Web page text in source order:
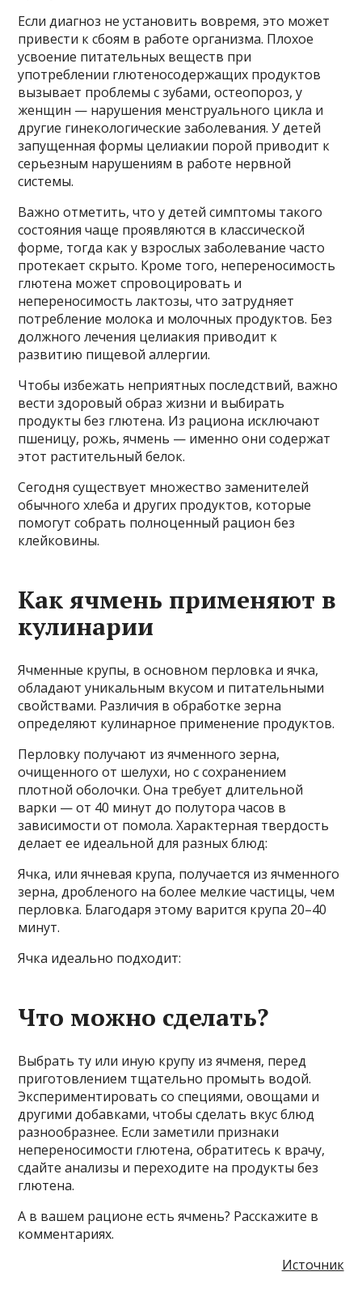
Если диагноз не установить вовремя, это может
привести к сбоям в работе организма. Плохое
усвоение питательных веществ при
употреблении глютеносодержащих продуктов
вызывает проблемы с зубами, остеопороз, у
женщин — нарушения менструального цикла и
другие гинекологические заболевания. У детей
запущенная формы целиакии порой приводит к
серьезным нарушениям в работе нервной
системы.
Важно отметить, что у детей симптомы такого
состояния чаще проявляются в классической
форме, тогда как у взрослых заболевание часто
протекает скрыто. Кроме того, непереносимость
глютена может спровоцировать и
непереносимость лактозы, что затрудняет
потребление молока и молочных продуктов. Без
должного лечения целиакия приводит к
развитию пищевой аллергии.
Чтобы избежать неприятных последствий, важно
вести здоровый образ жизни и выбирать
продукты без глютена. Из рациона исключают
пшеницу, рожь, ячмень — именно они содержат
этот растительный белок.
Сегодня существует множество заменителей
обычного хлеба и других продуктов, которые
помогут собрать полноценный рацион без
клейковины.
Как ячмень применяют в
кулинарии
Ячменные крупы, в основном перловка и ячка,
обладают уникальным вкусом и питательными
свойствами. Различия в обработке зерна
определяют кулинарное применение продуктов.
Перловку получают из ячменного зерна,
очищенного от шелухи, но с сохранением
плотной оболочки. Она требует длительной
варки — от 40 минут до полутора часов в
зависимости от помола. Характерная твердость
делает ее идеальной для разных блюд:
Ячка, или ячневая крупа, получается из ячменного
зерна, дробленого на более мелкие частицы, чем
перловка. Благодаря этому варится крупа 20–40
минут.
Ячка идеально подходит:
Что можно сделать?
Выбрать ту или иную крупу из ячменя, перед
приготовлением тщательно промыть водой.
Экспериментировать со специями, овощами и
другими добавками, чтобы сделать вкус блюд
разнообразнее. Если заметили признаки
непереносимости глютена, обратитесь к врачу,
сдайте анализы и переходите на продукты без
глютена.
А в вашем рационе есть ячмень? Расскажите в
комментариях.
Источник